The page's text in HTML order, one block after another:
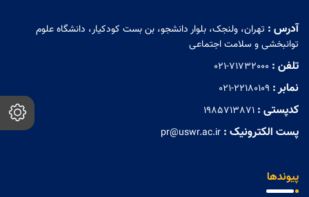
آدرس : تهران، ولنجک، بلوار دانشجو، بن بست کودکیار، دانشگاه علوم
توانبخشی و سلامت اجتماعی
تلفن : 021-71732000
نمابر : 021-22180109
کدپستی : 1985713871
پست الکترونیک : pr@uswr.ac.ir
پیوندها